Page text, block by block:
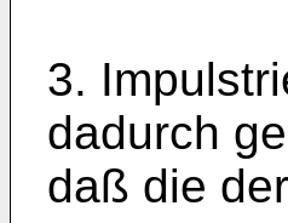
3.
dadurch
daß die